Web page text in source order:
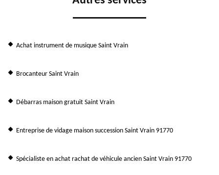
Achat instrument de musique Saint Vrain
Brocanteur Saint Vrain
Débarras maison gratuit Saint Vrain
Entreprise de vidage maison succession Saint Vrain 91770
Spécialiste en achat rachat de véhicule ancien Saint Vrain 91770